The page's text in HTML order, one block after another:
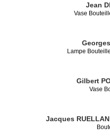
Jean
Vase
Lampe
Gilbert
Vase
Jacques